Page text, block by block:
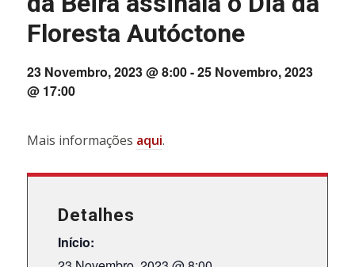
Floresta Autóctone
23 Novembro, 2023 @ 8:00-25 Novembro, 2023
@ 17:00
Mais informações aqui.
Detalhes
Início: